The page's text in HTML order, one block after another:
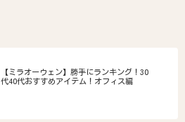
【ミラオーウェン】勝手にランキング！30
代40代おすすめアイテム！オフィス編